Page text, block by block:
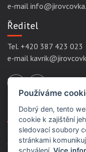
e-mail
Ředitel
Tel. +420 387 423 023
e-mail
Servisní odkazy
Ochrana osobních údajů
Používáme
Dobrý den, tento
cookie k zajištění
sledovací soubory
stránkami
schválení.Více